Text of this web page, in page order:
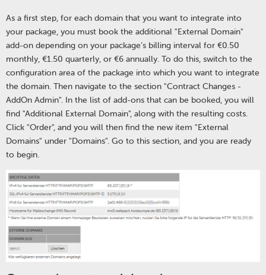
As a first step, for each domain that you want to integrate into
your package, you must book the additional "External Domain"
add-on depending on your package’s billing interval for €0.50
monthly, €1.50 quarterly, or €6 annually. To do this, switch to the
configuration area of the package into which you want to integrate
the domain. Then navigate to the section "Contract Changes -
AddOn Admin". In the list of add-ons that can be booked, you will
find "Additional External Domain", along with the resulting costs.
Click "Order", and you will then find the new item "External
Domains" under "Domains". Go to this section, and you are ready
to begin.